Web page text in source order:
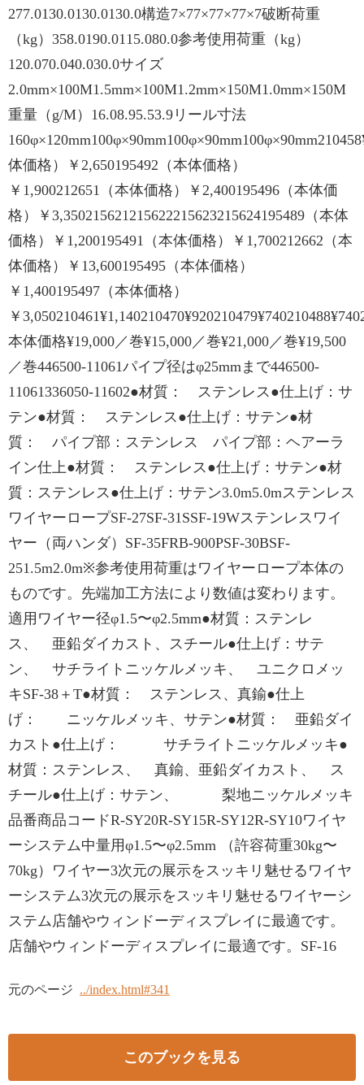
277.0130.0130.0130.0構造7×77×77×77×7破断荷重
（kg）358.0190.0115.080.0参考使用荷重（kg）
120.070.040.030.0サイズ
2.0mm×100M1.5mm×100M1.2mm×150M1.0mm×150M
重量（g/M）16.08.95.53.9リール寸法
体価格）￥2,650195492（本体価格）
￥1,900212651（本体価格）￥2,400195496（本体価
格）￥3,350215621215622215623215624195489（本体
価格）￥1,200195491（本体価格）￥1,700212662（本
体価格）￥13,600195495（本体価格）
￥1,400195497（本体価格）
￥
本体価格¥19,000／巻¥15,000／巻¥21,000／巻¥19,500
／巻446500-11061パイプ径はφ25mmまで446500-
11061336050-11602●材質： ステンレス●仕上げ：サ
テン●材質： ステンレス●仕上げ：サテン●材
質： パイプ部：ステンレス パイプ部：ヘアーラ
イン仕上●材質： ステンレス●仕上げ：サテン●材
質：ステンレス●仕上げ：サテン3.0m5.0mステンレス
ワイヤーロープSF-27SF-31SSF-19Wステンレスワイ
ヤー（両ハンダ）SF-35FRB-900PSF-30BSF-
251.5m2.0m※参考使用荷重はワイヤーロープ本体の
ものです。先端加工方法により数値は変わります。
適用ワイヤー径φ1.5〜φ2.5mm●材質：ステンレ
ス、 亜鉛ダイカスト、スチール●仕上げ：サテ
ン、 サチライトニッケルメッキ、 ユニクロメッ
キSF-38＋T●材質： ステンレス、真鍮●仕上
げ： ニッケルメッキ、サテン●材質： 亜鉛ダイ
カスト●仕上げ： サチライトニッケルメッキ●
材質：ステンレス、 真鍮、亜鉛ダイカスト、 ス
チール●仕上げ：サテン、 梨地ニッケルメッキ
品番商品コードR-SY20R-SY15R-SY12R-SY10ワイヤ
ーシステム中量用φ1.5〜φ2.5mm （許容荷重30kg〜
70kg）ワイヤー3次元の展示をスッキリ魅せるワイヤ
ーシステム3次元の展示をスッキリ魅せるワイヤーシ
ステム店舗やウィンドーディスプレイに最適です。
店舗やウィンドーディスプレイに最適です。SF-16
元のページ ../index.html#341
このブックを見る